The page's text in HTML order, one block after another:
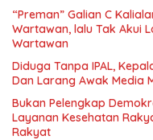
“Preman” Galian C
Wartawan, lalu Tak Akui
Wartawan
Diduga Tanpa IPAL,
Dan Larang Awak Media
Bukan Pelengkap
Layanan Kesehatan
Rakyat